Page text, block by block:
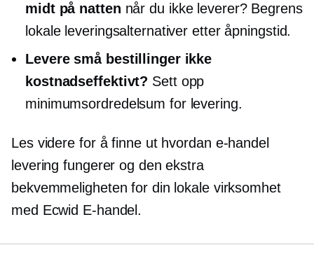
midt på natten når du ikke leverer? Begrens
lokale leveringsalternativer etter åpningstid.
Levere små bestillinger ikke
kostnadseffektivt? Sett opp
minimumsordredelsum for levering.
Les videre for å finne ut hvordan e-handel
levering fungerer og den ekstra
bekvemmeligheten for din lokale virksomhet
med Ecwid E-handel.